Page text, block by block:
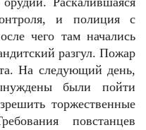
и полиция с
чего там начались
разгул. Пожар
На следующий день,
были пойти
торжественные
повстанцев